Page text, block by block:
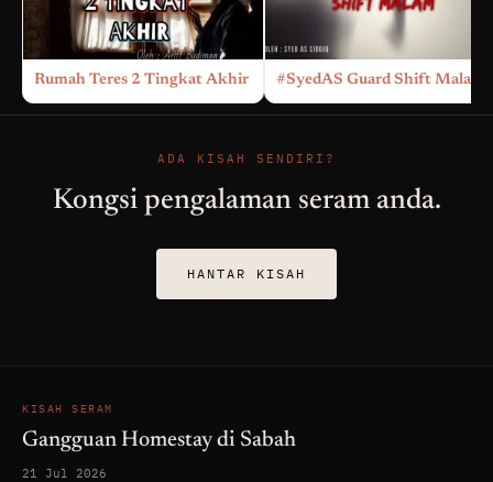
Rumah Teres 2 Tingkat Akhir #SyedAS Guard Shift Malam
ADA KISAH SENDIRI?
Kongsi pengalaman seram anda.
HANTAR KISAH
KISAH SERAM
Gangguan Homestay di Sabah
21 Jul 2026